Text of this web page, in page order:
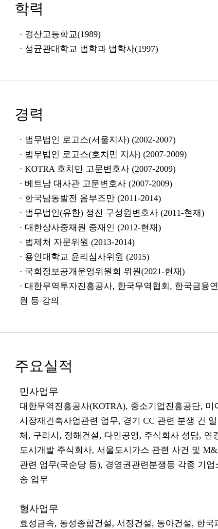
학력
· 경산고등학교(1989)
· 성균관대학교 법학과 법학사(1997)
경력
· 법무법인 로고스(서울지사) (2002-2007)
· 법무법인 로고스(호치민 지사) (2007-2009)
· KOTRA 호치민 고문변호사 (2007-2009)
· 베트남 대사관 고문변호사 (2007-2009)
· 한국남동발전 옴부즈만 (2011-2014)
· 법무법인(유한) 정진 구성원변호사 (2011-현재)
· 대한상사중재원 중재인 (2012-현재)
· 법제처 자문위원 (2013-2014)
· 용인대학교 윤리심사위원 (2015)
· 국회정보공개운영위원회 위원(2021-현재)
· 대한무역투자진흥공사, 한국무역협회, 한국금융
원 등 강의
주요실적
민사업무
대한무역진흥공사(KOTRA), 중소기업진흥공단, 미
시장재건축사업관련 업무, 경기 CC 관련 분쟁 건 일
체, 구리시, 정해건설, 다인공영, 주식회사 성담, 연
도시개발 주식회사, 서울도시가스 관련 사건 및
관련 업무(국순당 등), 경영권관련분쟁등 각종 기업
송 업무
형사업무
효성금속, 동성종합건설, 서정건설, 동아건설, 한국